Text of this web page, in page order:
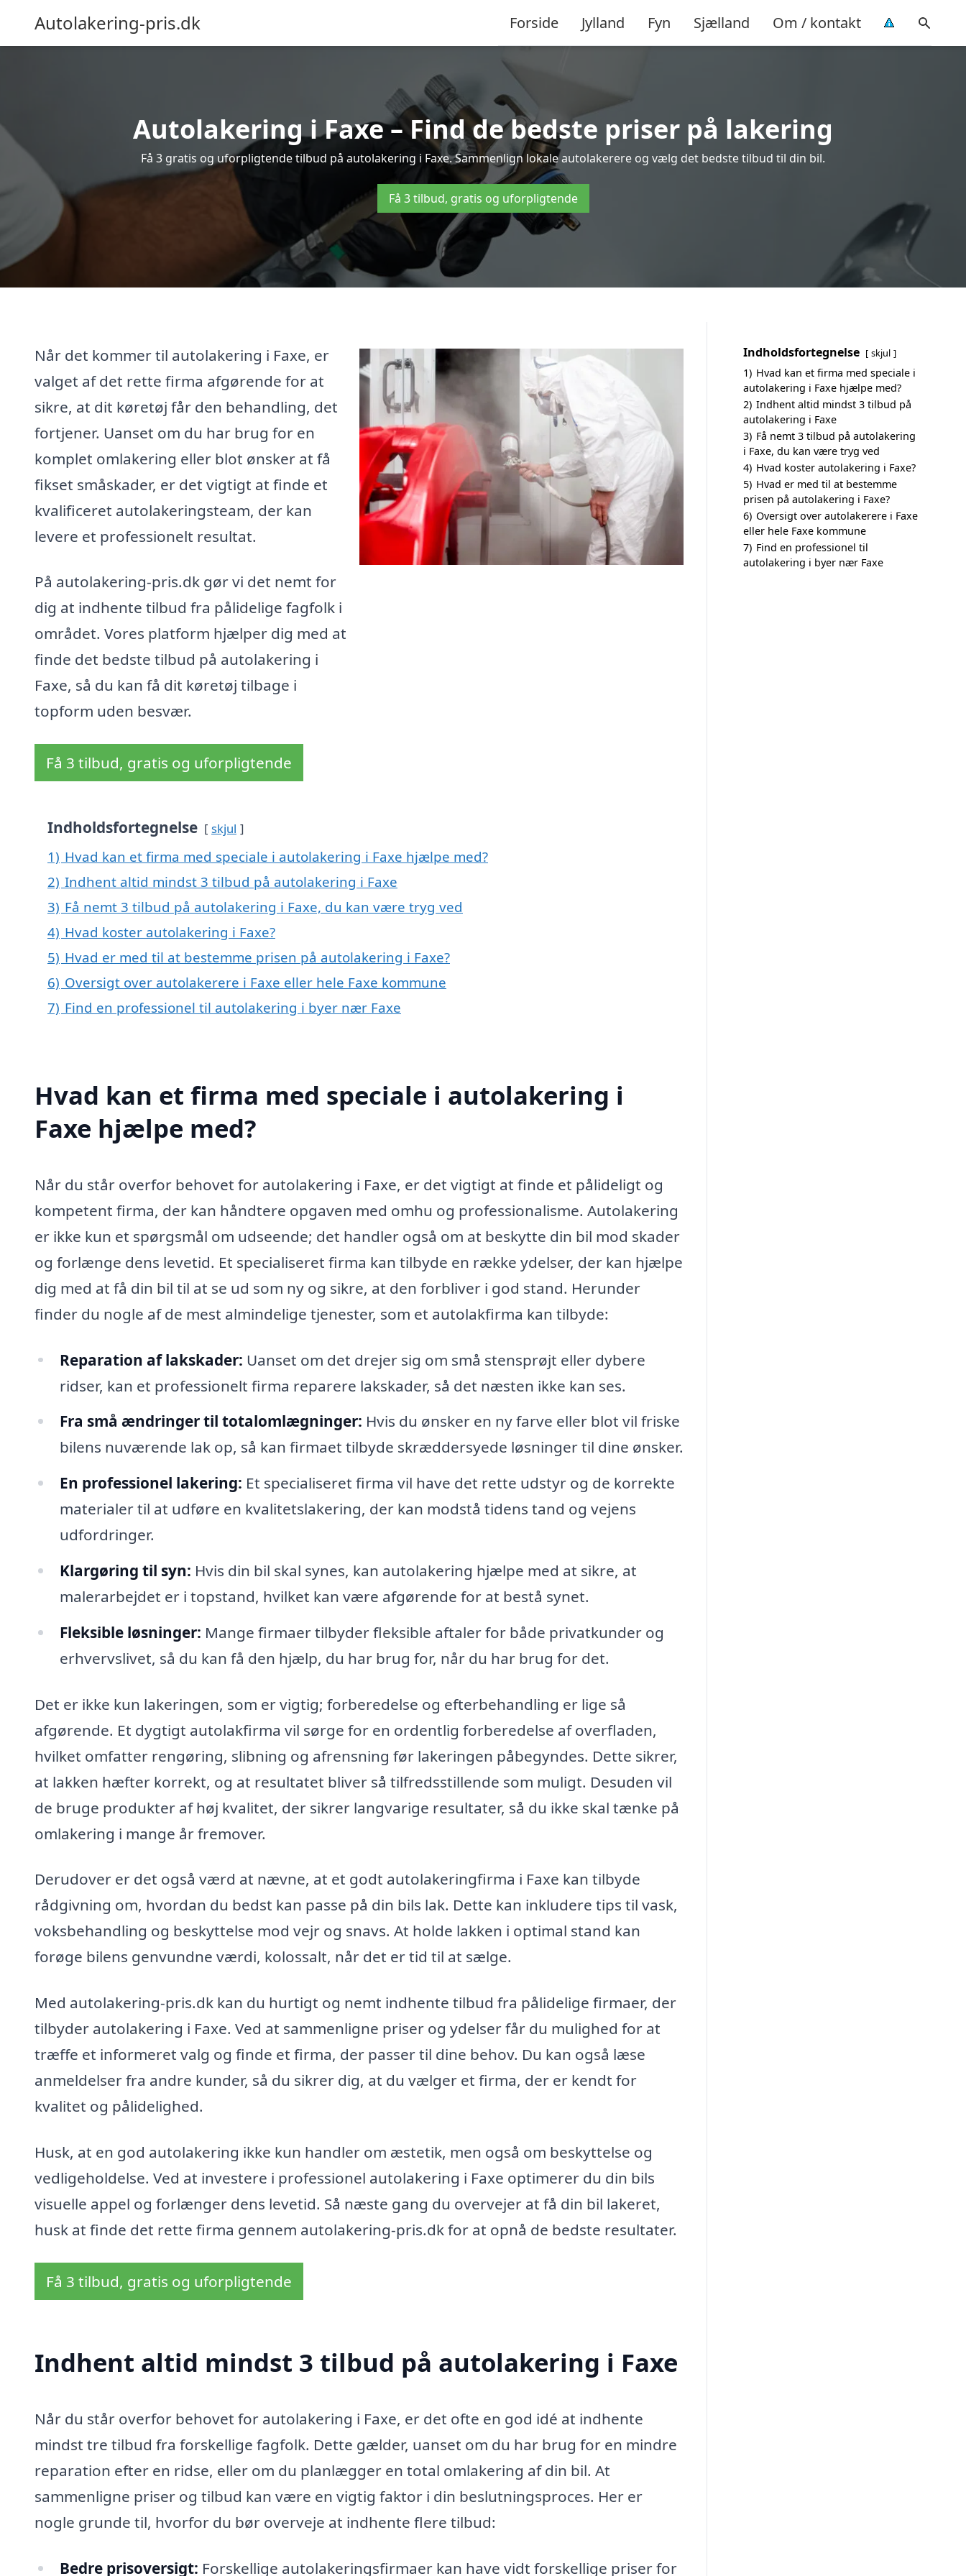
Autolakering-pris.dk Forside Jylland Fyn Sjælland Om / kontakt
Autolakering i Faxe – Find de bedste priser på lakering
Få 3 gratis og uforpligtende tilbud på autolakering i Faxe. Sammenlign lokale autolakerere og vælg det bedste tilbud til din bil.
Få 3 tilbud, gratis og uforpligtende
Når det kommer til autolakering i Faxe, er
valget af det rette firma afgørende for at
sikre, at dit køretøj får den behandling, det
fortjener. Uanset om du har brug for en
komplet omlakering eller blot ønsker at få
fikset småskader, er det vigtigt at finde et
kvalificeret autolakeringsteam, der kan
levere et professionelt resultat.
På autolakering-pris.dk gør vi det nemt for
dig at indhente tilbud fra pålidelige fagfolk i
området. Vores platform hjælper dig med at
finde det bedste tilbud på autolakering i
Faxe, så du kan få dit køretøj tilbage i
topform uden besvær.
Få 3 tilbud, gratis og uforpligtende
Indholdsfortegnelse skjul
1) Hvad kan et firma med speciale i autolakering i Faxe hjælpe med?
2) Indhent altid mindst 3 tilbud på autolakering i Faxe
3) Få nemt 3 tilbud på autolakering i Faxe, du kan være tryg ved
4) Hvad koster autolakering i Faxe?
5) Hvad er med til at bestemme prisen på autolakering i Faxe?
6) Oversigt over autolakerere i Faxe eller hele Faxe kommune
7) Find en professionel til autolakering i byer nær Faxe
Hvad kan et firma med speciale i autolakering i
Faxe hjælpe med?
Når du står overfor behovet for autolakering i Faxe, er det vigtigt at finde et pålideligt og
kompetent firma, der kan håndtere opgaven med omhu og professionalisme. Autolakering
er ikke kun et spørgsmål om udseende; det handler også om at beskytte din bil mod skader
og forlænge dens levetid. Et specialiseret firma kan tilbyde en række ydelser, der kan hjælpe
dig med at få din bil til at se ud som ny og sikre, at den forbliver i god stand. Herunder
finder du nogle af de mest almindelige tjenester, som et autolakfirma kan tilbyde:
Reparation af lakskader: Uanset om det drejer sig om små stensprøjt eller dybere
ridser, kan et professionelt firma reparere lakskader, så det næsten ikke kan ses.
Fra små ændringer til totalomlægninger: Hvis du ønsker en ny farve eller blot vil friske
bilens nuværende lak op, så kan firmaet tilbyde skræddersyede løsninger til dine ønsker.
En professionel lakering: Et specialiseret firma vil have det rette udstyr og de korrekte
materialer til at udføre en kvalitetslakering, der kan modstå tidens tand og vejens
udfordringer.
Klargøring til syn: Hvis din bil skal synes, kan autolakering hjælpe med at sikre, at
malerarbejdet er i topstand, hvilket kan være afgørende for at bestå synet.
Fleksible løsninger: Mange firmaer tilbyder fleksible aftaler for både privatkunder og
erhvervslivet, så du kan få den hjælp, du har brug for, når du har brug for det.
Det er ikke kun lakeringen, som er vigtig; forberedelse og efterbehandling er lige så
afgørende. Et dygtigt autolakfirma vil sørge for en ordentlig forberedelse af overfladen,
hvilket omfatter rengøring, slibning og afrensning før lakeringen påbegyndes. Dette sikrer,
at lakken hæfter korrekt, og at resultatet bliver så tilfredsstillende som muligt. Desuden vil
de bruge produkter af høj kvalitet, der sikrer langvarige resultater, så du ikke skal tænke på
omlakering i mange år fremover.
Derudover er det også værd at nævne, at et godt autolakeringfirma i Faxe kan tilbyde
rådgivning om, hvordan du bedst kan passe på din bils lak. Dette kan inkludere tips til vask,
voksbehandling og beskyttelse mod vejr og snavs. At holde lakken i optimal stand kan
forøge bilens genvundne værdi, kolossalt, når det er tid til at sælge.
Med autolakering-pris.dk kan du hurtigt og nemt indhente tilbud fra pålidelige firmaer, der
tilbyder autolakering i Faxe. Ved at sammenligne priser og ydelser får du mulighed for at
træffe et informeret valg og finde et firma, der passer til dine behov. Du kan også læse
anmeldelser fra andre kunder, så du sikrer dig, at du vælger et firma, der er kendt for
kvalitet og pålidelighed.
Husk, at en god autolakering ikke kun handler om æstetik, men også om beskyttelse og
vedligeholdelse. Ved at investere i professionel autolakering i Faxe optimerer du din bils
visuelle appel og forlænger dens levetid. Så næste gang du overvejer at få din bil lakeret,
husk at finde det rette firma gennem autolakering-pris.dk for at opnå de bedste resultater.
Få 3 tilbud, gratis og uforpligtende
Indhent altid mindst 3 tilbud på autolakering i Faxe
Når du står overfor behovet for autolakering i Faxe, er det ofte en god idé at indhente
mindst tre tilbud fra forskellige fagfolk. Dette gælder, uanset om du har brug for en mindre
reparation efter en ridse, eller om du planlægger en total omlakering af din bil. At
sammenligne priser og tilbud kan være en vigtig faktor i din beslutningsproces. Her er
nogle grunde til, hvorfor du bør overveje at indhente flere tilbud:
Bedre prisoversigt: Forskellige autolakeringsfirmaer kan have vidt forskellige priser for
Indholdsfortegnelse skjul
1) Hvad kan et firma med speciale i
autolakering i Faxe hjælpe med?
2) Indhent altid mindst 3 tilbud på
autolakering i Faxe
3) Få nemt 3 tilbud på autolakering
i Faxe, du kan være tryg ved
4) Hvad koster autolakering i Faxe?
5) Hvad er med til at bestemme
prisen på autolakering i Faxe?
6) Oversigt over autolakerere i Faxe
eller hele Faxe kommune
7) Find en professionel til
autolakering i byer nær Faxe